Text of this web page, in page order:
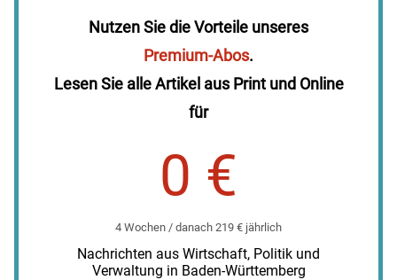
Nutzen Sie die Vorteile unseres
Premium-Abos.
Lesen Sie alle Artikel aus Print und Online
für
0 €
4 Wochen / danach 219 € jährlich
Nachrichten aus Wirtschaft, Politik und
Verwaltung in Baden-Württemberg